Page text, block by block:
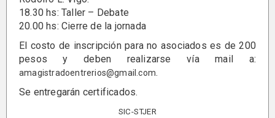
18.30 hs: Taller – Debate
20.00 hs: Cierre de la jornada
El costo de inscripción para no asociados es de 200
pesos y deben realizarse vía mail a:
amagistradoentrerios@gmail.com.
Se entregarán certificados.
SIC-STJER